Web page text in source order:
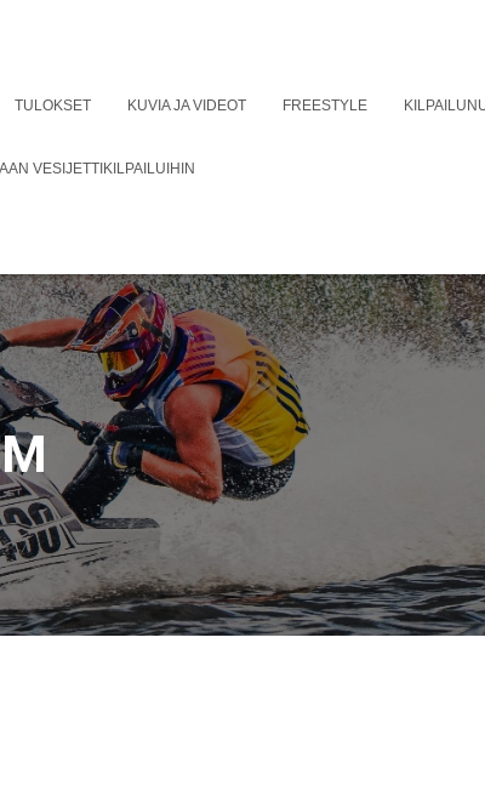
TULOKSET KUVIA JA VIDEOT FREESTYLE
VESIJETTIKILPAILUIHIN